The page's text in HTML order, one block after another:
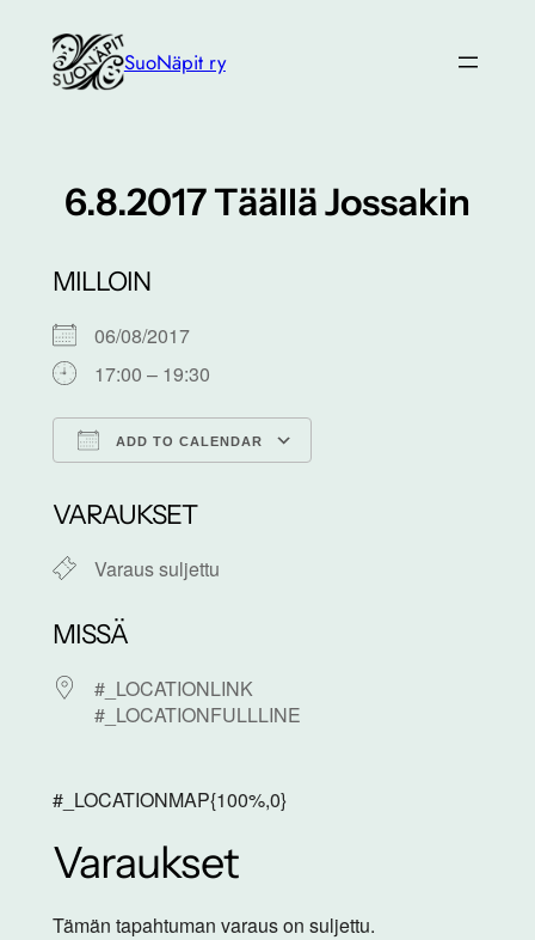
sisältöön
SuoNäpit ry
6.8.2017 Täällä Jossakin
MILLOIN
06/08/2017
17:00 – 19:30
ADD TO CALENDAR
VARAUKSET
Varaus suljettu
MISSÄ
#_LOCATIONLINK
#_LOCATIONFULLLINE
#_LOCATIONMAP{100%,0}
Varaukset
Tämän tapahtuman varaus on suljettu.